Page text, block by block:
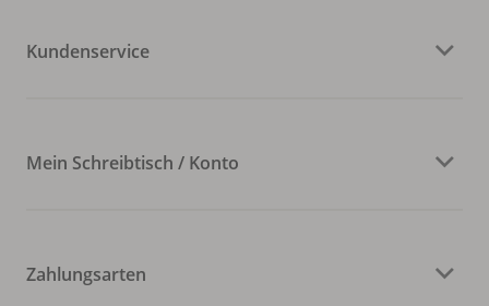
Kundenservice
Mein Schreibtisch / Konto
Zahlungsarten